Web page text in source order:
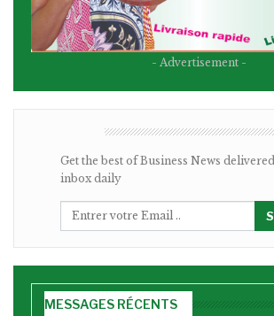
- Advertisement -
Get the best of Business News
inbox daily
MESSAGES RÉCENTS